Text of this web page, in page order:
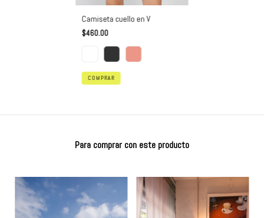
Camiseta cuello en V
$460.00
COMPRAR
Para comprar con este producto